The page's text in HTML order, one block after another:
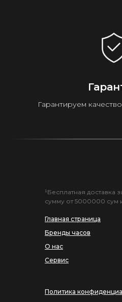
Гарантируем
Главная страница
Бренды часов
О нас
Сервис
¹Бесплатная доставка
сумму от 5000000 сум
Политика